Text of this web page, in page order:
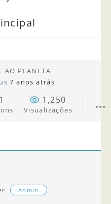
AO PLANETA
7 anos atrás
1 1,250
Visualizações
Admin